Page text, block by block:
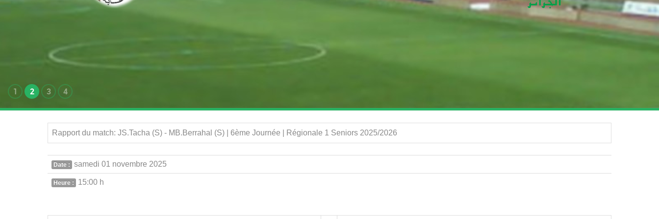
1 2 3 4
Rapport du match: JS.Tacha (S) - MB.Berrahal (S) | 6ème Journée | Régionale 1 Seniors 2025/2026
Date : samedi 01 novembre 2025
Heure : 15:00 h